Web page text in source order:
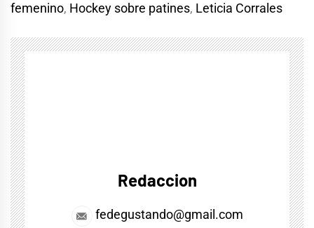
femenino, Hockey sobre patines, Leticia Corrales
Redaccion
fedegustando@gmail.com